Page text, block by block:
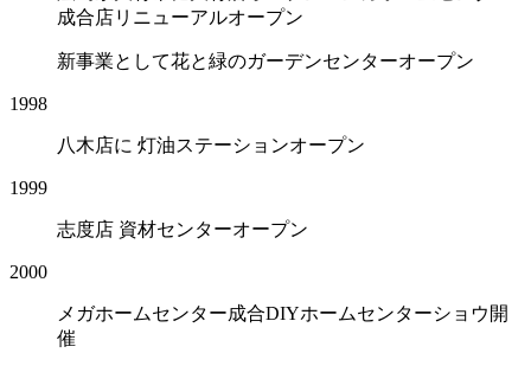
成合店リニューアルオープン
新事業として花と緑のガーデンセンターオープン
1998
八木店に 灯油ステーションオープン
1999
志度店 資材センターオープン
2000
メガホームセンター成合DIYホームセンターショウ開
催